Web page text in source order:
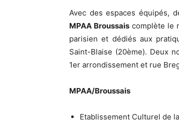
Avec des espaces équipés,
MPAA Broussais complète le
parisien et dédiés aux
Saint-Blaise (20ème). Deux
1er arrondissement et rue
MPAA/Broussais
Etablissement Culturel de